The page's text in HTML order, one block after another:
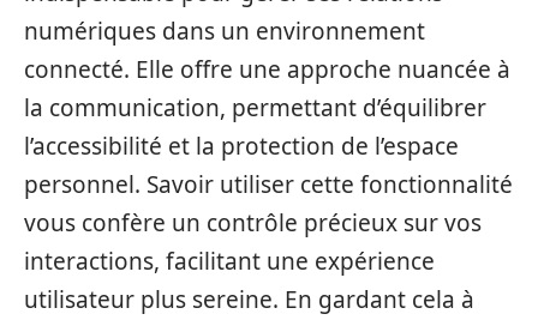
numériques dans un environnement
connecté. Elle offre une approche nuancée à
la communication, permettant d’équilibrer
l’accessibilité et la protection de l’espace
personnel. Savoir utiliser cette fonctionnalité
vous confère un contrôle précieux sur vos
interactions, facilitant une expérience
utilisateur plus sereine. En gardant cela à